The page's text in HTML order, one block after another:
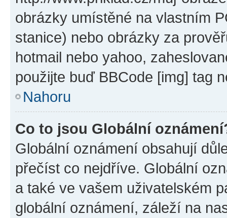
obrázky umístěné na vlastním
stanice) nebo obrázky za
hotmail nebo yahoo,
použijte buď BBCode [img] tag
Nahoru
Co to jsou Globální
Globální oznámení obsahují
přečíst co nejdříve. Globální
a také ve vašem uživatelském
globální oznámení, záleží na